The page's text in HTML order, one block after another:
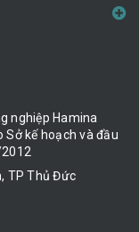
nghiệp Hamina
Sở kế hoạch và đầu
TP Thủ Đức